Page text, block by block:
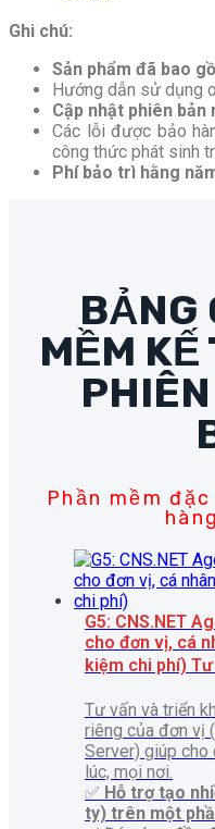
Ghi chú:
Sản phẩm đã bao
Hướng dẫn sử dụng
Cập nhật phiên bản
Các lỗi được bảo
công thức phát sinh
Phí bảo trì hằng
BẢNG
MỀM KẾ
Phần mềm
G5: CNS.NET
cho đơn vị, cá
kiệm chi phí)
Tư vấn và triển
riêng của đơn vị
Server) giúp cho
lúc, mọi nơi.
✅ Hỗ trợ tạo
ty) trên một